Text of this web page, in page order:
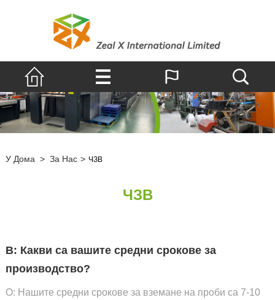
У Дома > За Нас > ЧЗВ
ЧЗВ
В: Какви са вашите средни срокове за
производство?
О: Нашите средни срокове за вземане на проби са 7-10